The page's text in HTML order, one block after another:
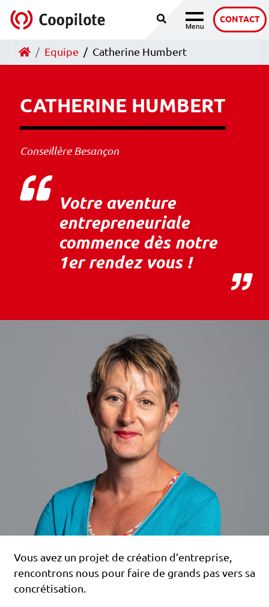
Accéder au contenu Recherche
MenuNavigation
CONTACT
AccueilEquipe Catherine Humbert
CATHERINE HUMBERT
Conseillère Besançon
Votre aventure
entrepreneuriale
commence dès notre
1er rendez vous !
Vous avez un projet de création d’entreprise,
rencontrons nous pour faire de grands pas vers sa
concrétisation.